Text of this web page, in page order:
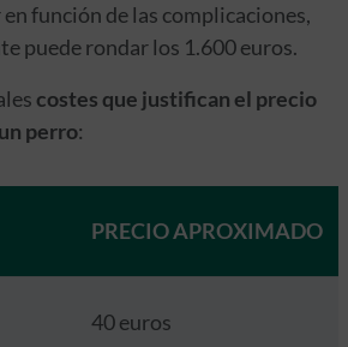
función de las complicaciones,
puede rondar los 1.600 euros.
costes que justifican el precio
perro:
PRECIO APROXIMADO
40 euros